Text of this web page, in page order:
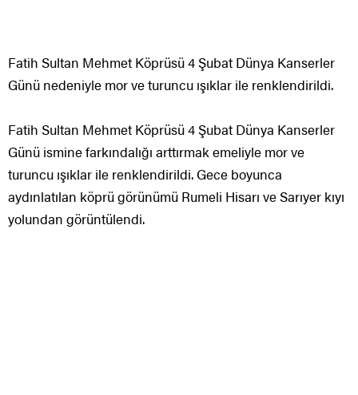
Fatih Sultan Mehmet Köprüsü 4 Şubat Dünya Kanserler
Günü nedeniyle mor ve turuncu ışıklar ile renklendirildi.
Fatih Sultan Mehmet Köprüsü 4 Şubat Dünya Kanserler
Günü ismine farkındalığı arttırmak emeliyle mor ve
turuncu ışıklar ile renklendirildi. Gece boyunca
aydınlatılan köprü görünümü Rumeli Hisarı ve Sarıyer kıyı
yolundan görüntülendi.